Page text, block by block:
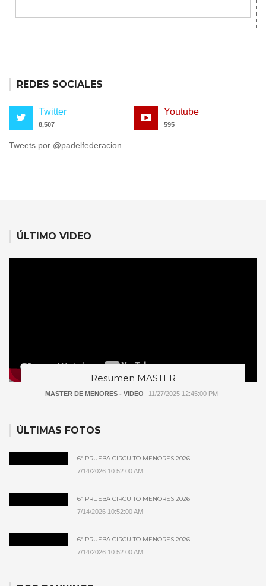
REDES SOCIALES
Twitter
8,507
Youtube
595
Tweets por @padelfederacion
ÚLTIMO VIDEO
Resumen MASTER
MASTER DE MENORES - VIDEO 11/27/2025 12:45:00 PM
ÚLTIMAS FOTOS
6ª PRUEBA CIRCUITO MENORES 2026
7/14/2026 10:52:00 AM
6ª PRUEBA CIRCUITO MENORES 2026
7/14/2026 10:52:00 AM
6ª PRUEBA CIRCUITO MENORES 2026
7/14/2026 10:52:00 AM